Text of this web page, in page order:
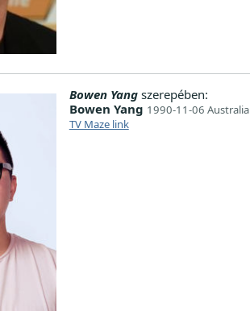
Bowen Yangszerepében:
Bowen Yang 1990-11-06 Australia
TV Maze link